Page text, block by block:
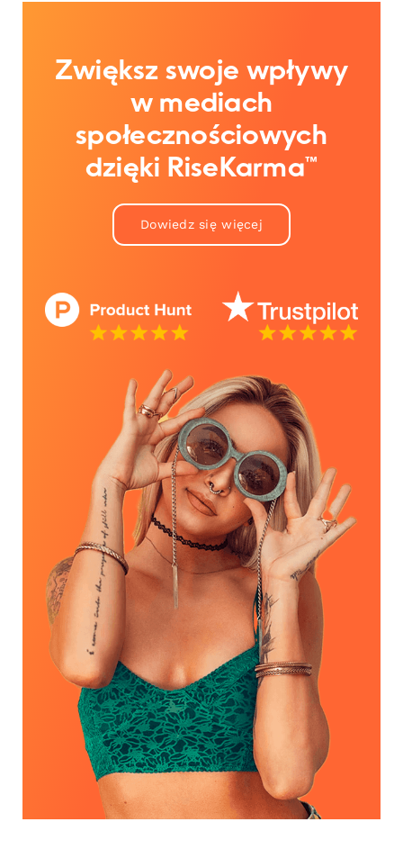
Zwiększ swoje wpływy
w mediach
społecznościowych
dzięki RiseKarma™
Dowiedz się więcej